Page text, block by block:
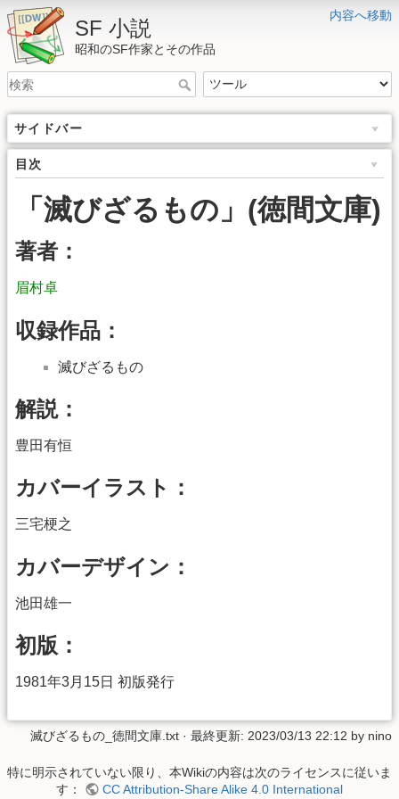
内容へ移動
SF 小説
昭和のSF作家とその作品
サイドバー
目次
「滅びざるもの」(徳間文庫)
著者：
眉村卓
収録作品：
滅びざるもの
解説：
豊田有恒
カバーイラスト：
三宅梗之
カバーデザイン：
池田雄一
初版：
1981年3月15日 初版発行
滅びざるもの_徳間文庫.txt · 最終更新: 2023/03/13 22:12 by nino
特に明示されていない限り、本Wikiの内容は次のライセンスに従いま
す：
CC Attribution-Share Alike 4.0 International